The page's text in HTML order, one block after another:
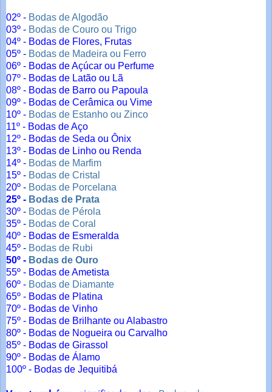
02º - Bodas de Algodão
03º - Bodas de Couro ou Trigo
04º - Bodas de Flores, Frutas
05º - Bodas de Madeira ou Ferro
06º - Bodas de Açúcar ou Perfume
07º - Bodas de Latão ou Lã
08º - Bodas de Barro ou Papoula
09º - Bodas de Cerâmica ou Vime
10º - Bodas de Estanho ou Zinco
11º - Bodas de Aço
12º - Bodas de Seda ou Ônix
13º - Bodas de Linho ou Renda
14º - Bodas de Marfim
15º - Bodas de Cristal
20º - Bodas de Porcelana
25º - Bodas de Prata
30º - Bodas de Pérola
35º - Bodas de Coral
40º - Bodas de Esmeralda
45º - Bodas de Rubi
50º - Bodas de Ouro
55º - Bodas de Ametista
60º - Bodas de Diamante
65º - Bodas de Platina
70º - Bodas de Vinho
75º - Bodas de Brilhante ou Alabastro
80º - Bodas de Nogueira ou Carvalho
85º - Bodas de Girassol
90º - Bodas de Álamo
100º - Bodas de Jequitibá